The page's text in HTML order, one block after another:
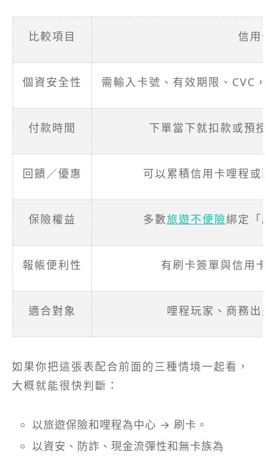
比較項目 信用
個資安全性 需輸入卡號、有效期限、CVC
付款時間 下單當下就扣款或預
回饋／優惠 可以累積信用卡哩程
保險權益 多數旅遊不便險綁定「
報帳便利性 有刷卡簽單與信用
適合對象 哩程玩家、商務
如果你把這張表配合前面的三種情境一起看，
大概就能很快判斷：
以旅遊保險和哩程為中心 → 刷卡。
以資安、防詐、現金流彈性和無卡族為